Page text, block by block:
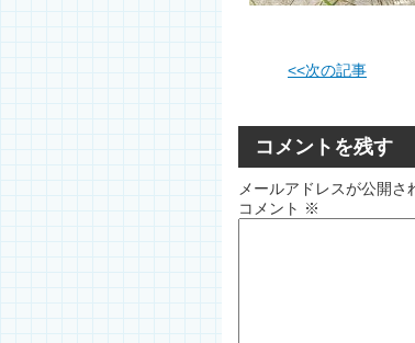
<<次の記事
コメントを残す
メールアドレスが公開さ
コメント ※